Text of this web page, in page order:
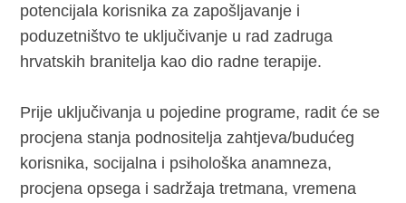
potencijala korisnika za zapošljavanje i
poduzetništvo te uključivanje u rad zadruga
hrvatskih branitelja kao dio radne terapije.
Prije uključivanja u pojedine programe, radit će se
procjena stanja podnositelja zahtjeva/budućeg
korisnika, socijalna i psihološka anamneza,
procjena opsega i sadržaja tretmana, vremena